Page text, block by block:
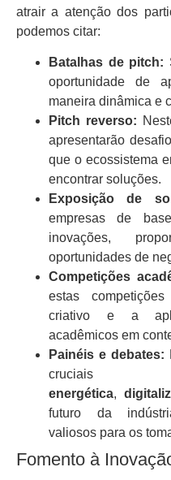
atrair a atenção dos
podemos citar:
Batalhas de pitch:
oportunidade de
maneira dinâmica e
Pitch reverso:
apresentarão
que o ecossistema
encontrar soluções.
Exposição de
empresas de
inovações,
oportunidades de
Competições
estas
criativo e a
acadêmicos em
Painéis e debates:
energética,
futuro da
valiosos para os
Fomento à